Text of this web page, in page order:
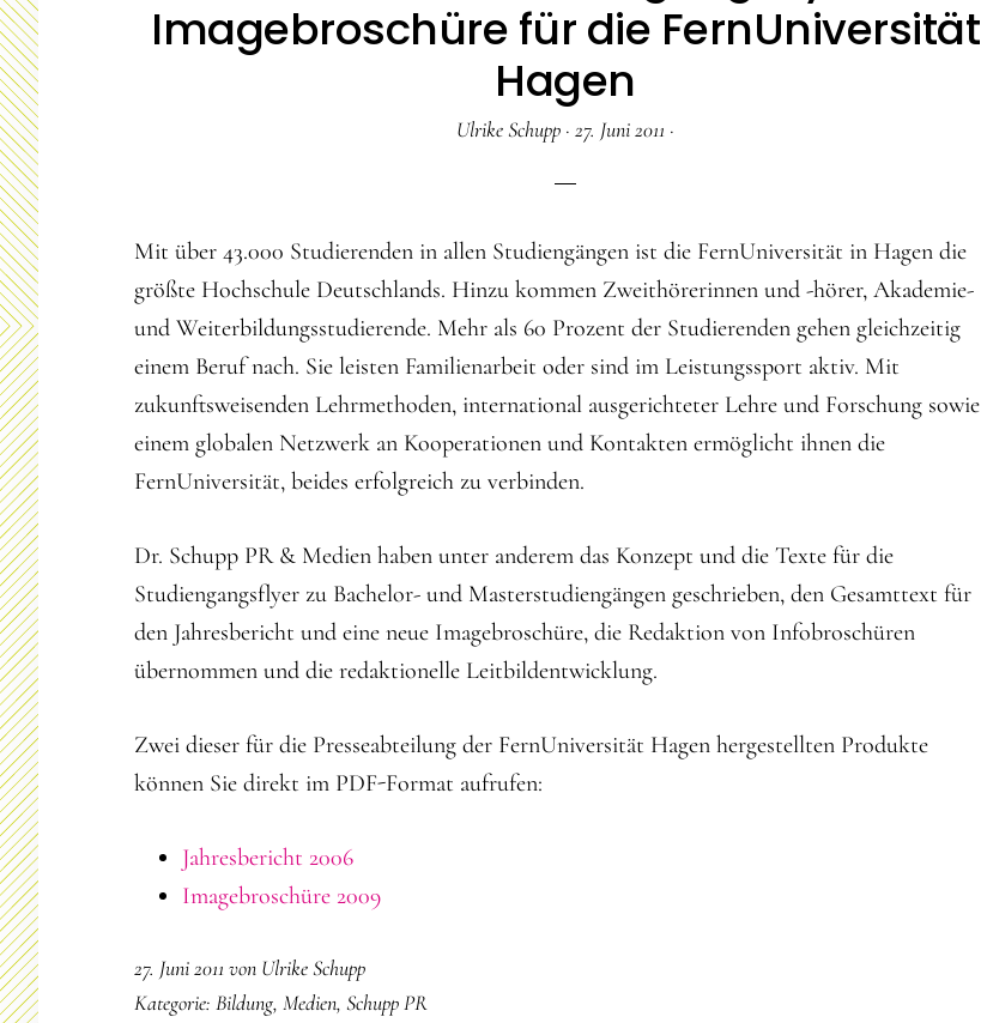
Imagebroschüre für die FernUniversität
Hagen
Ulrike Schupp · 27. Juni 2011 ·
Mit über 43.000 Studierenden in allen Studiengängen ist die FernUniversität in Hagen die
größte Hochschule Deutschlands. Hinzu kommen Zweithörerinnen und -hörer, Akademie-
und Weiterbildungsstudierende. Mehr als 60 Prozent der Studierenden gehen gleichzeitig
einem Beruf nach. Sie leisten Familienarbeit oder sind im Leistungssport aktiv. Mit
zukunftsweisenden Lehrmethoden, international ausgerichteter Lehre und Forschung sowie
einem globalen Netzwerk an Kooperationen und Kontakten ermöglicht ihnen die
FernUniversität, beides erfolgreich zu verbinden.
Dr. Schupp PR & Medien haben unter anderem das Konzept und die Texte für die
Studiengangsflyer zu Bachelor- und Masterstudiengängen geschrieben, den Gesamttext für
den Jahresbericht und eine neue Imagebroschüre, die Redaktion von Infobroschüren
übernommen und die redaktionelle Leitbildentwicklung.
Zwei dieser für die Presseabteilung der FernUniversität Hagen hergestellten Produkte
können Sie direkt im PDF-Format aufrufen:
Jahresbericht 2006
Imagebroschüre 2009
27. Juni 2011 von Ulrike Schupp
Kategorie: Bildung, Medien, Schupp PR